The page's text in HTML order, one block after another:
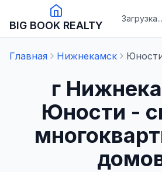
BIG BOOK REALTY
Загрузка...
Главная Нижнекамск
г
Юности -